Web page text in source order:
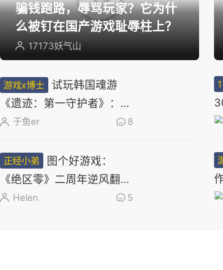
骗钱跑路，辱骂玩家？它为什
么被钉在国产游戏耻辱柱上？
17173妖气山
游戏x博士
试玩韩国魂游
《遗迹：第一守护者》：求
求了，别再做类魂了
于鱼er 8
正经小弟
图个好游戏：
《绝区零》二周年逆风翻
盘，新角色太顶了
Helen 5